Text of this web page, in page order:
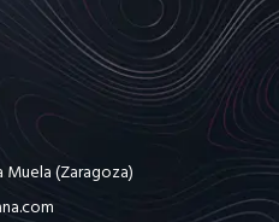
Muela (Zaragoza)